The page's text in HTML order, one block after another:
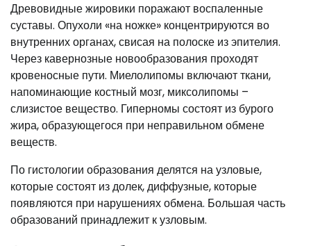
Древовидные жировики поражают воспаленные
суставы. Опухоли «на ножке» концентрируются во
внутренних органах, свисая на полоске из эпителия.
Через кавернозные новообразования проходят
кровеносные пути. Миелолипомы включают ткани,
напоминающие костный мозг, миксолипомы –
слизистое вещество. Гиперномы состоят из бурого
жира, образующегося при неправильном обмене
веществ.
По гистологии образования делятся на узловые,
которые состоят из долек, диффузные, которые
появляются при нарушениях обмена. Большая часть
образований принадлежит к узловым.